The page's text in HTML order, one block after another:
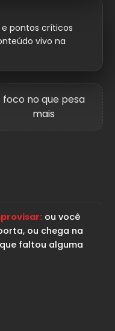
pontos críticos
vivo na
foco no que pesa
mais
ou você
ou chega na
faltou alguma